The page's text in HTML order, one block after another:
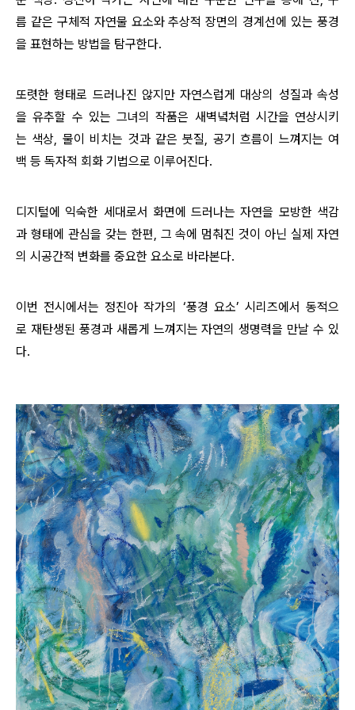
름 같은 구체적 자연물 요소와 추상적 장면의 경계선에 있는 풍경
을 표현하는 방법을 탐구한다.
또렷한 형태로 드러나진 않지만 자연스럽게 대상의 성질과 속성
을 유추할 수 있는 그녀의 작품은 새벽녘처럼 시간을 연상시키
는 색상, 물이 비치는 것과 같은 붓질, 공기 흐름이 느껴지는 여
백 등 독자적 회화 기법으로 이루어진다.
디지털에 익숙한 세대로서 화면에 드러나는 자연을 모방한 색감
과 형태에 관심을 갖는 한편, 그 속에 멈춰진 것이 아닌 실제 자연
의 시공간적 변화를 중요한 요소로 바라본다.
이번 전시에서는 정진아 작가의 ‘풍경 요소’ 시리즈에서 동적으
로 재탄생된 풍경과 새롭게 느껴지는 자연의 생명력을 만날 수 있
다.